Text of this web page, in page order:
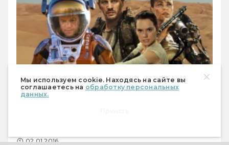
Мы используем cookie. Находясь на сайте вы
соглашаетесь на обработку персональных
данных.
02.01.2016